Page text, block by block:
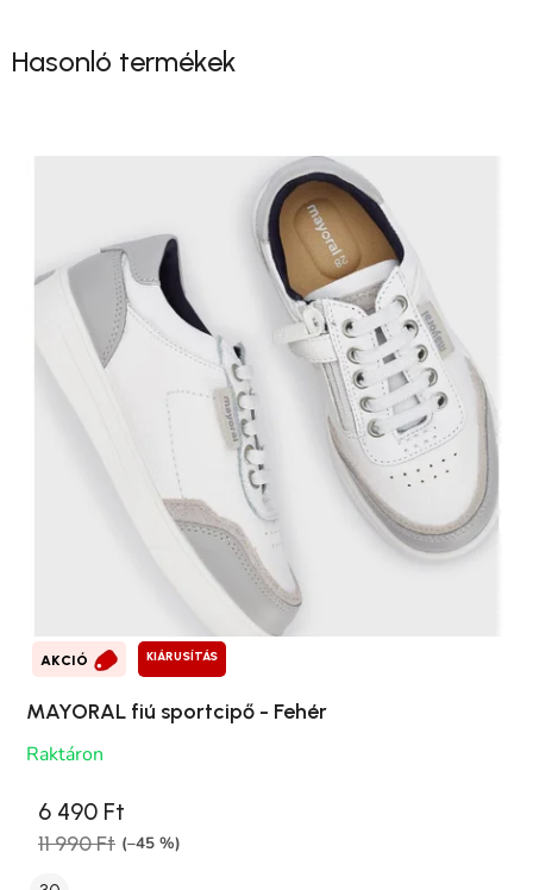
Hasonló termékek
AKCIÓ KIÁRUSÍTÁS
MAYORAL fiú sportcipő - Fehér
Raktáron
6 490 Ft
11 990 Ft (–45 %)